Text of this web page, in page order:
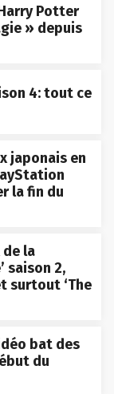
Potter
» depuis
4: tout ce
japonais en
la fin du
la
saison 2,
surtout ‘The
bat des
du